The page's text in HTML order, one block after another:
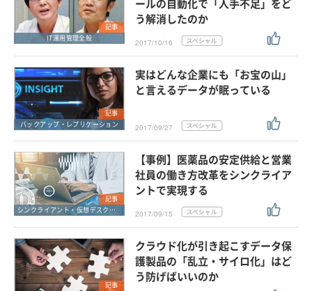
記事
IT運用管理全般
ールの自動化で「人手不足」をど
う解消したのか
2017/10/16
記事
バックアップ・レプリケーション
実はどんな企業にも「お宝の山」
と言えるデータが眠っている
2017/09/27
記事
シンクライアント・仮想デスクトップ
【事例】医薬品の安定供給と営業
社員の働き方改革をシンクライア
ントで実現する
2017/09/15
記事
クラウド化が引き起こすデータ保
護製品の「乱立・サイロ化」はど
う防げばいいのか